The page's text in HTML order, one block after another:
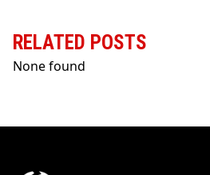
RELATED POSTS
None found